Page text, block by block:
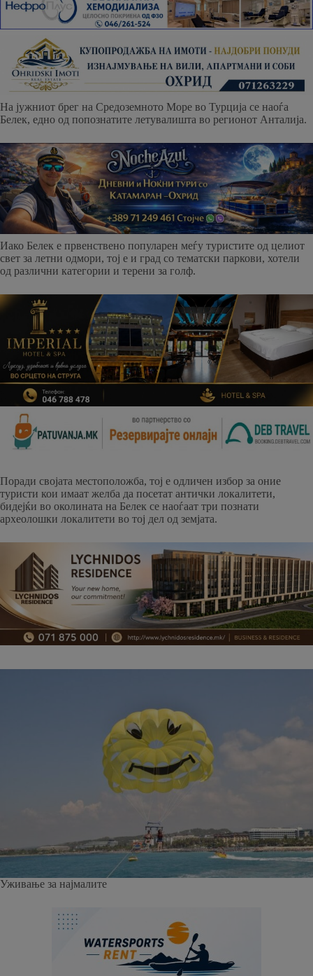
На јужниот брег на Средоземното Море во Турција се наоѓа
Белек, едно од попознатите летувалишта во регионот Анталија.
Иако Белек е првенствено популарен меѓу туристите од целиот
свет за летни одмори, тој е и град со тематски паркови, хотели
од различни категории и терени за голф.
Поради својата местоположба, тој е одличен избор за оние
туристи кои имаат желба да посетат антички локалитети,
бидејќи во околината на Белек се наоѓаат три познати
археолошки локалитети во тој дел од земјата.
Уживање за најмалите